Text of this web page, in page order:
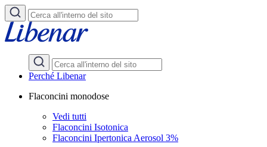
Perché Libenar
Flaconcini monodose
Vedi tutti
Flaconcini Isotonica
Flaconcini Ipertonica Aerosol 3%